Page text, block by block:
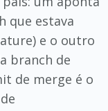
que estava
e o outro
branch de
de merge é o